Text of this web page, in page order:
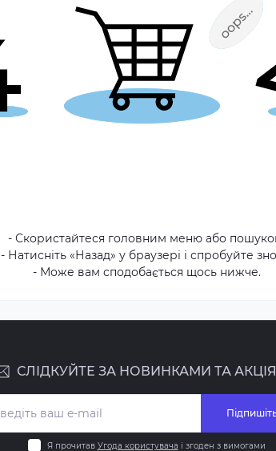
- Скористайтеся головним меню або
- Натисніть «Назад» у браузері і спробуйте
- Може вам сподобається щось нижче.
СЛІДКУЙТЕ ЗА НОВИНКАМИ ТА
Я прочитав Угода користувача і згоден з вимогами